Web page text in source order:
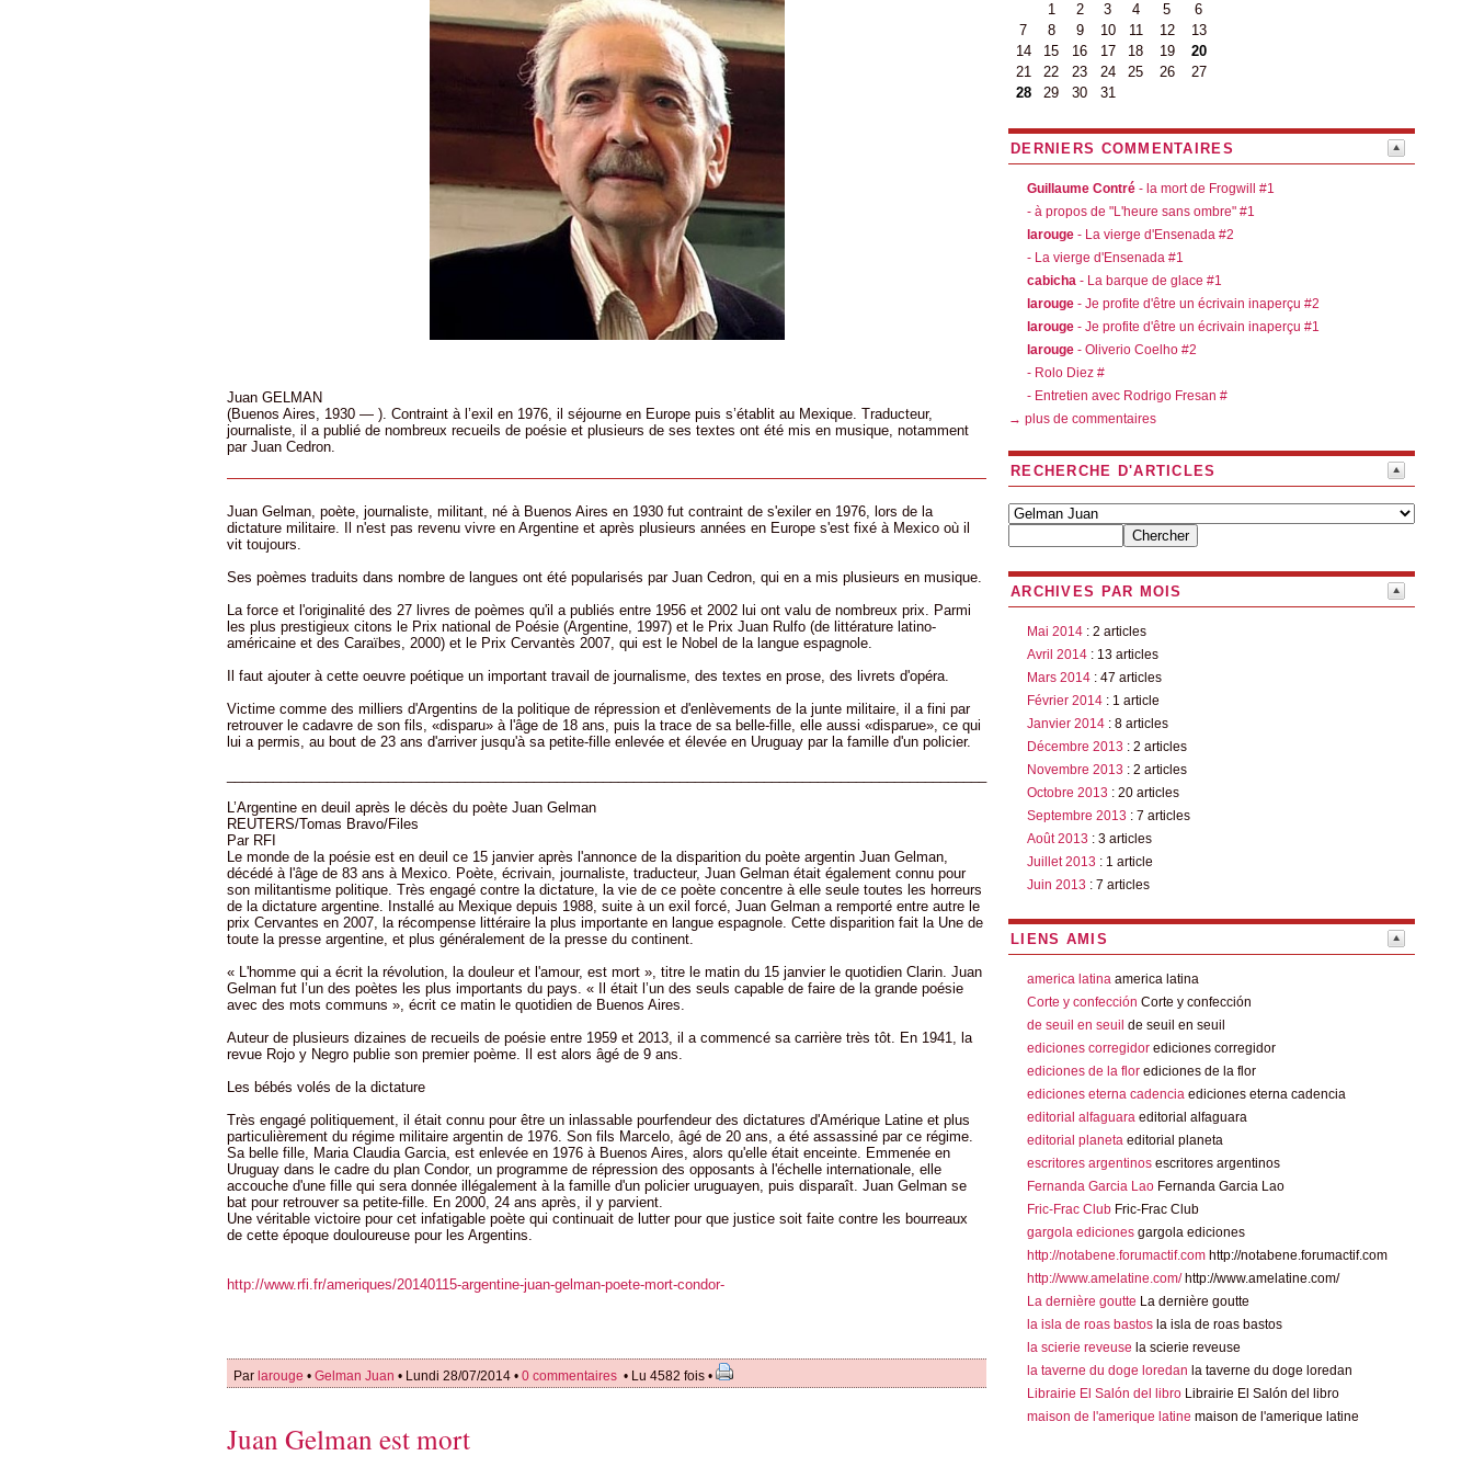
Juan GELMAN
(Buenos Aires, 1930 — ). Contraint à l’exil en 1976, il séjourne en Europe puis s’établit au Mexique. Traducteur,
journaliste, il a publié de nombreux recueils de poésie et plusieurs de ses textes ont été mis en musique, notamment
par Juan Cedron.
Juan Gelman, poète, journaliste, militant, né à Buenos Aires en 1930 fut contraint de s'exiler en 1976, lors de la
dictature militaire. Il n'est pas revenu vivre en Argentine et après plusieurs années en Europe s'est fixé à Mexico où il
vit toujours.
Ses poèmes traduits dans nombre de langues ont été popularisés par Juan Cedron, qui en a mis plusieurs en musique.
La force et l'originalité des 27 livres de poèmes qu'il a publiés entre 1956 et 2002 lui ont valu de nombreux prix. Parmi
les plus prestigieux citons le Prix national de Poésie (Argentine, 1997) et le Prix Juan Rulfo (de littérature latino-
américaine et des Caraïbes, 2000) et le Prix Cervantès 2007, qui est le Nobel de la langue espagnole.
Il faut ajouter à cette oeuvre poétique un important travail de journalisme, des textes en prose, des livrets d'opéra.
Victime comme des milliers d'Argentins de la politique de répression et d'enlèvements de la junte militaire, il a fini par
retrouver le cadavre de son fils, «disparu» à l'âge de 18 ans, puis la trace de sa belle-fille, elle aussi «disparue», ce qui
lui a permis, au bout de 23 ans d'arriver jusqu'à sa petite-fille enlevée et élevée en Uruguay par la famille d'un policier.
L’Argentine en deuil après le décès du poète Juan Gelman
REUTERS/Tomas Bravo/Files
Par RFI
Le monde de la poésie est en deuil ce 15 janvier après l'annonce de la disparition du poète argentin Juan Gelman,
décédé à l'âge de 83 ans à Mexico. Poète, écrivain, journaliste, traducteur, Juan Gelman était également connu pour
son militantisme politique. Très engagé contre la dictature, la vie de ce poète concentre à elle seule toutes les horreurs
de la dictature argentine. Installé au Mexique depuis 1988, suite à un exil forcé, Juan Gelman a remporté entre autre le
prix Cervantes en 2007, la récompense littéraire la plus importante en langue espagnole. Cette disparition fait la Une de
toute la presse argentine, et plus généralement de la presse du continent.
« L'homme qui a écrit la révolution, la douleur et l'amour, est mort », titre le matin du 15 janvier le quotidien Clarin. Juan
Gelman fut l’un des poètes les plus importants du pays. « Il était l’un des seuls capable de faire de la grande poésie
avec des mots communs », écrit ce matin le quotidien de Buenos Aires.
Auteur de plusieurs dizaines de recueils de poésie entre 1959 et 2013, il a commencé sa carrière très tôt. En 1941, la
revue Rojo y Negro publie son premier poème. Il est alors âgé de 9 ans.
Les bébés volés de la dictature
Très engagé politiquement, il était connu pour être un inlassable pourfendeur des dictatures d'Amérique Latine et plus
particulièrement du régime militaire argentin de 1976. Son fils Marcelo, âgé de 20 ans, a été assassiné par ce régime.
Sa belle fille, Maria Claudia Garcia, est enlevée en 1976 à Buenos Aires, alors qu'elle était enceinte. Emmenée en
Uruguay dans le cadre du plan Condor, un programme de répression des opposants à l'échelle internationale, elle
accouche d'une fille qui sera donnée illégalement à la famille d'un policier uruguayen, puis disparaît. Juan Gelman se
bat pour retrouver sa petite-fille. En 2000, 24 ans après, il y parvient.
Une véritable victoire pour cet infatigable poète qui continuait de lutter pour que justice soit faite contre les bourreaux
de cette époque douloureuse pour les Argentins.
http://www.rfi.fr/ameriques/20140115-argentine-juan-gelman-poete-mort-condor-
Par larouge • Gelman Juan • Lundi 28/07/2014 • 0 commentaires • Lu 4582 fois •
Juan Gelman est mort
1
2 3 4 5
6
7
8 9 10 11 12
13
14
15 16 17 18 19
20
21
22 23 24 25 26
27
28
29 30 31
DERNIERS COMMENTAIRES
Guillaume Contré - la mort de Frogwill #1
- à propos de "L'heure sans ombre" #1
larouge - La vierge d'Ensenada #2
- La vierge d'Ensenada #1
cabicha - La barque de glace #1
larouge - Je profite d'être un écrivain inaperçu #2
larouge - Je profite d'être un écrivain inaperçu #1
larouge - Oliverio Coelho #2
- Rolo Diez #
- Entretien avec Rodrigo Fresan #
→ plus de commentaires
RECHERCHE D'ARTICLES
ARCHIVES PAR MOIS
Mai 2014 : 2 articles
Avril 2014 : 13 articles
Mars 2014 : 47 articles
Février 2014 : 1 article
Janvier 2014 : 8 articles
Décembre 2013 : 2 articles
Novembre 2013 : 2 articles
Octobre 2013 : 20 articles
Septembre 2013 : 7 articles
Août 2013 : 3 articles
Juillet 2013 : 1 article
Juin 2013 : 7 articles
LIENS AMIS
america latina america latina
Corte y confección Corte y confección
de seuil en seuil de seuil en seuil
ediciones corregidor ediciones corregidor
ediciones de la flor ediciones de la flor
ediciones eterna cadencia ediciones eterna cadencia
editorial alfaguara editorial alfaguara
editorial planeta editorial planeta
escritores argentinos escritores argentinos
Fernanda Garcia Lao Fernanda Garcia Lao
Fric-Frac Club Fric-Frac Club
gargola ediciones gargola ediciones
http://notabene.forumactif.com http://notabene.forumactif.com
http://www.amelatine.com/http://www.amelatine.com/
La dernière goutte La dernière goutte
la isla de roas bastos la isla de roas bastos
la scierie reveuse la scierie reveuse
la taverne du doge loredan la taverne du doge loredan
Librairie El Salón del libro Librairie El Salón del libro
maison de l'amerique latine maison de l'amerique latine